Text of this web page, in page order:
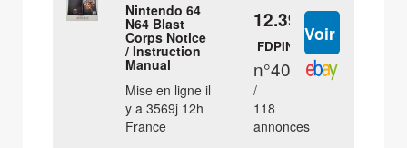
Nintendo 64
N64 Blast
Corps Notice
/ Instruction
Manual
Mise en ligne il
y a 3569j 12h
France
12.39 €
FDPIN
n°40
/
118
annonces